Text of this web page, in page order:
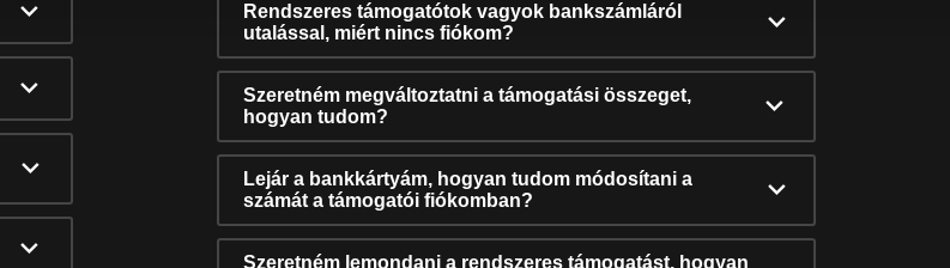
Rendszeres támogatótok vagyok bankszámláról
utalással, miért nincs fiókom?
Szeretném megváltoztatni a támogatási összeget,
hogyan tudom?
Lejár a bankkártyám, hogyan tudom módosítani a
számát a támogatói fiókomban?
Szeretném lemondani a rendszeres támogatást, hogyan